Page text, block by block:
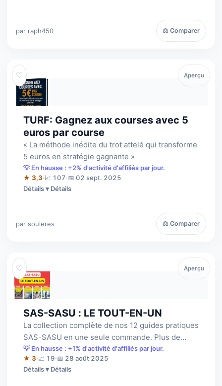
par raph450 ⚖ Comparer
♡
TURF: Gagnez aux courses avec 5
euros par course
« La méthode inédite du trot attelé qui transforme
5 euros en stratégie gagnante »
💡 En hausse : +2% d'activité d'affiliés par jour.
★ 3,3·📈 107·📅 02 sept. 2025
Détails
par souleres ⚖ Comparer
Aperçu
♡
SAS-SASU : LE TOUT-EN-UN
La collection complète de nos 12 guides pratiques
SAS-SASU en une seule commande. Plus de
1000 pages de conseils, de stratégies e…
💡 En hausse : +1% d'activité d'affiliés par jour.
★ 3·📈 19·📅 28 août 2025
Détails
Aperçu